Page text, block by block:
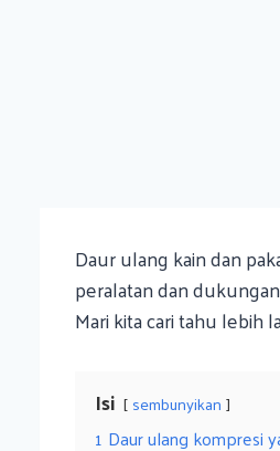
Daur ulang kain dan
peralatan dan
Mari kita cari tahu lebih
Isi sembunyikan
1 Daur ulang kompresi